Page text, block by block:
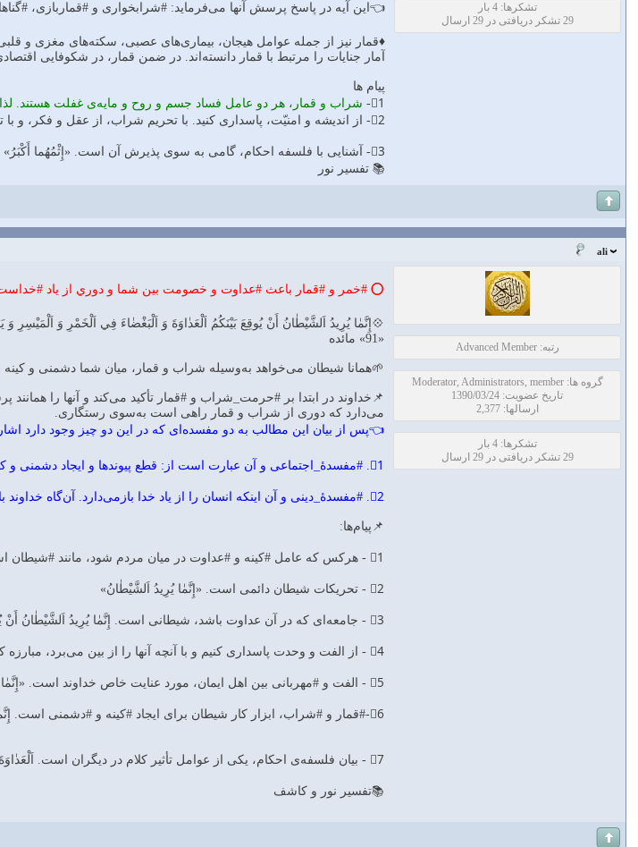
تشکرها: 4 بار
29 تشکر دریافتی در 29 ارسال
👈اين آيه در پاسخ پرسش آنها مى‌فرمايد: #شرابخوارى و #قماربازى،
♦قمار نيز از جمله عوامل هيجان، بيمارى‌هاى عصبى، سكته‌هاى مغزى و
آمار جنايات را مرتبط با قمار دانسته‌اند. در ضمن قمار، در شكوفايى
پیام ها
1⃣-
شراب و قمار، هر دو عامل فساد جسم و روح و مايه‌ى غفلت هستند.
2⃣- از انديشه و امنيّت، پاسدارى كنيد. با تحريم شراب، از عقل و فكر، و با تحريم‌قمار، از آرامش و سلامتى روحى و اقتصادى پاسدارى شده است. «فِيهِما إِثْمٌ كَبِيرٌ ... وَ إِثْمُهُما أَكْبَرُ»
3⃣- آشنايى با فلسفه احكام، گامى به سوى پذيرش آن است. «إِثْمُهُما أَكْبَرُ»
📚 تفسیر نور
ali
رتبه: Advanced Member
گروه ها: Moderator, Administrators, member
تاریخ عضویت: 1390/03/24
ارسالها: 2,377
تشکرها: 4 بار
29 تشکر دریافتی در 29 ارسال
⭕️ #خمر و #قمار باعث #عداوت و خصومت بين شما و دوري از ياد
💠إِنَّمٰا يُرِيدُ اَلشَّيْطٰانُ أَنْ يُوقِعَ بَيْنَكُمُ اَلْعَدٰاوَةَ وَ اَلْبَغْضٰاءَ فِي اَلْخَمْرِ وَ
«91» مائده
🌱همانا شيطان مى‌خواهد به‌وسيله شراب و قمار، ميان شما دشمنى و كينه
📌خداوند در ابتدا بر #حرمت_شراب و #قمار تأكيد مى‌كند و آنها را
مى‌دارد كه دورى از شراب و قمار راهى است به‌سوى رستگارى.
👈پس از بيان اين مطالب به دو مفسده‌اى كه در اين دو چيز وجود دارد
1⃣. #مفسدۀ_اجتماعى و آن عبارت است از: قطع پيوندها و ايجاد دشمنى و كينه ميان مردم.
2⃣. #مفسدۀ_دينى و آن اينكه انسان را از ياد خدا بازمى‌دارد. آن‌گاه خداوند با بيانى رسا از شراب‌خوارى و قماربازى نهى مى‌كند: فَهَلْ أَنْتُمْ مُنْتَهُونَ‌.
📌پيام‌ها:
1⃣ - هركس كه عامل #كينه و #عداوت در ميان مردم شود، مانند #شيطان است. إِنَّمٰا يُرِيدُ اَلشَّيْطٰانُ‌ ...
2⃣ - تحريكات شيطان دائمى است. «إِنَّمٰا يُرِيدُ اَلشَّيْطٰانُ‌»
3⃣ - جامعه‌اى كه در آن عداوت باشد، شيطانى است. إِنَّمٰا يُرِيدُ اَلشَّيْطٰانُ أَنْ يُوقِعَ بَيْنَكُمُ اَلْعَدٰاوَةَ‌ ...
4⃣ - از الفت و وحدت پاسدارى كنيم و با آنچه آنها را از بين مى‌برد، مبارزه كنيم. «إِنَّمٰا يُرِيدُ اَلشَّيْطٰانُ أَنْ يُوقِعَ بَيْنَكُمُ اَلْعَدٰاوَةَ‌»
5⃣ - الفت و #مهربانى بين اهل ايمان، مورد عنايت خاص خداوند است. «إِنَّمٰا يُرِيدُ اَلشَّيْطٰانُ أَنْ يُوقِعَ بَيْنَكُمُ اَلْعَدٰاوَةَ‌»
6⃣-#قمار و #شراب، ابزار كار شيطان براى ايجاد #كينه و #دشمنى است. إِنَّمٰا يُرِيدُ اَلشَّيْطٰانُ‌ ... فِي اَلْخَمْرِ وَ اَلْمَيْسِرِ
7⃣ - بيان فلسفه‌ى احكام، يكى از عوامل تأثير كلام در ديگران است. اَلْعَدٰاوَةَ وَ اَلْبَغْضٰاءَ‌ ... فَهَلْ أَنْتُمْ مُنْتَهُونَ‌
📚تفسير نور و كاشف